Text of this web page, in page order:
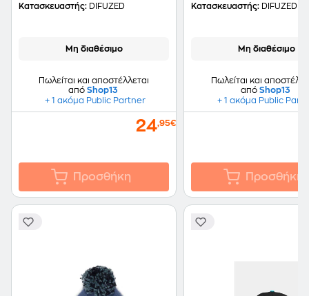
Κατασκευαστής: DIFUZED
Μη διαθέσιμο
Πωλείται και αποστέλλεται
από Shop13
+ 1 ακόμα Public Partner
24,95€
Προσθήκη
Κατασκευαστής: DIFUZED
Μη διαθέσιμο
Πωλείται και
από Shop13
+ 1 ακόμα Public
Προσθήκη